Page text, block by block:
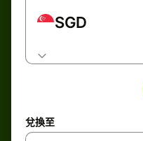
SGD
兌換至